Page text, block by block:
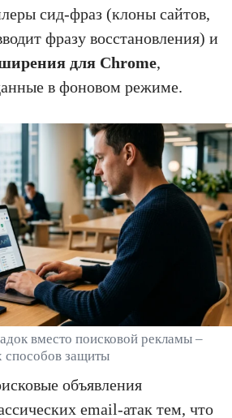
сид-фраз (клоны сайтов,
фразу восстановления) и
для Chrome,
в фоновом режиме.
вместо поисковой рекламы –
способов защиты
объявления
email-атак тем, что